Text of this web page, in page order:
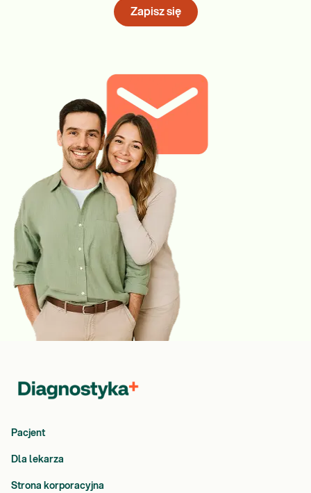
Zapisz się
Pacjent
Dla lekarza
Strona korporacyjna